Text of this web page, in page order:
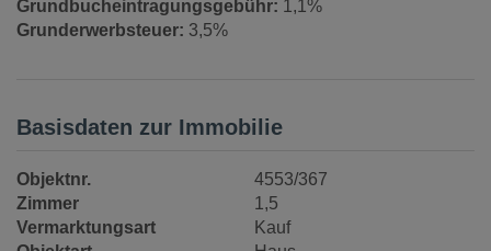
Grundbucheintragungsgebühr: 1,1%
Grunderwerbsteuer: 3,5%
Basisdaten zur Immobilie
Objektnr.
4553/367
Zimmer
1,5
Vermarktungsart
Kauf